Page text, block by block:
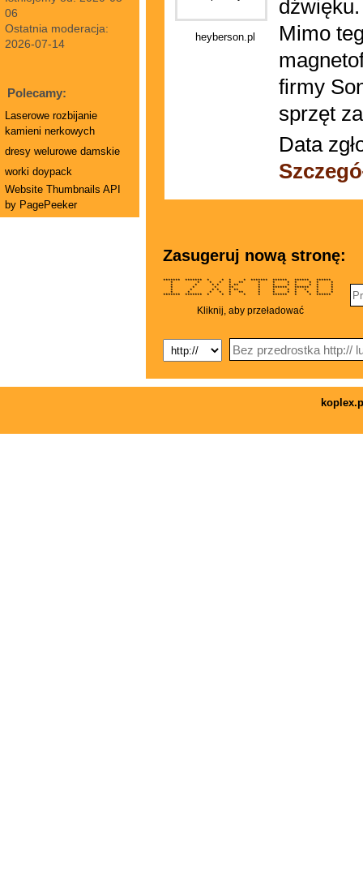
06
Ostatnia moderacja:
2026-07-14
Polecamy:
Laserowe rozbijanie
kamieni nerkowych
dresy welurowe damskie
worki doypack
Website Thumbnails API
by PagePeeker
heyberson.pl
Mimo
firmy
sprzęt
Data
Zasugeruj nową stronę:
******* ******* * * * * ******* ****** ****** ******
* * * * * ** * * * * * * *
* * * * * ** * * * * * * *
* * * ** * ****** ****** * *
* * * * * ** * * * * * * *
* * * * * ** * * * * * * *
******* ******* * * * * * ****** * * ******
Kliknij, aby przeładować